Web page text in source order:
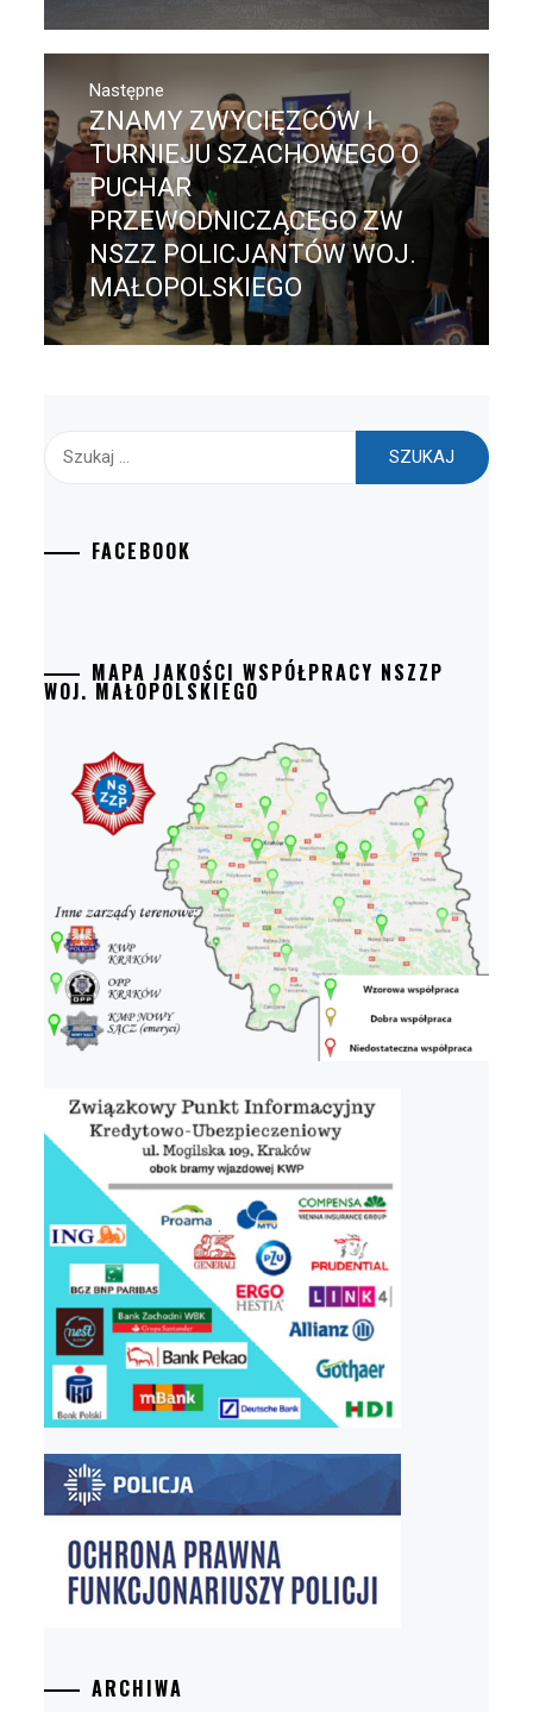
Następne
Następny
post:
ZNAMY ZWYCIĘZCÓW I
TURNIEJU SZACHOWEGO O
PUCHAR
PRZEWODNICZĄCEGO ZW
NSZZ POLICJANTÓW WOJ.
MAŁOPOLSKIEGO
FACEBOOK
MAPA JAKOŚCI WSPÓŁPRACY NSZZP
WOJ. MAŁOPOLSKIEGO
ARCHIWA